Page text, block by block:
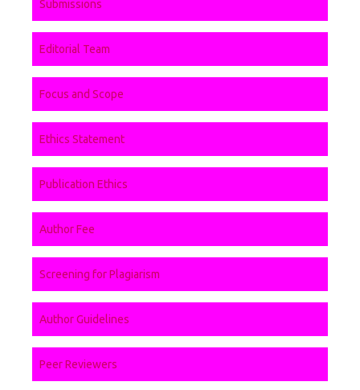
Submissions
Editorial Team
Focus and Scope
Ethics Statement
Publication Ethics
Author Fee
Screening for Plagiarism
Author Guidelines
Peer Reviewers